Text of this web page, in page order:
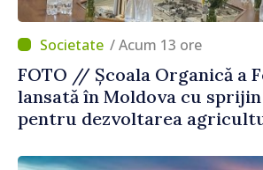
/ Acum 13 ore
FOTO // Școala Organică a
lansată în Moldova cu
pentru dezvoltarea